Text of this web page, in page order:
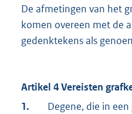
De afmetingen van het
komen overeen met de
gedenktekens als
Artikel 4 Vereisten
1.
Degene, die in